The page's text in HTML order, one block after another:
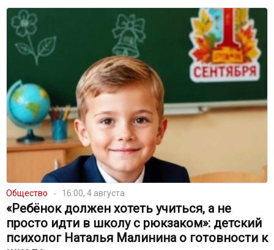
Общество 16:00, 4 августа
«Ребёнок должен хотеть учиться, а не
просто идти в школу с рюкзаком»: детский
психолог Наталья Малинина о готовности к